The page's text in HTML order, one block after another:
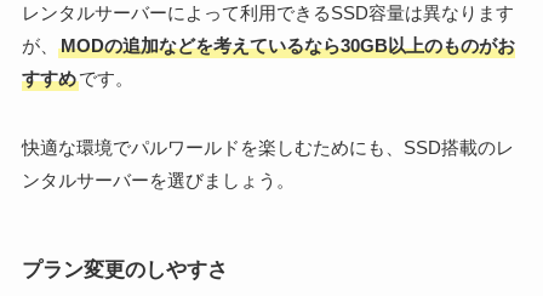
レンタルサーバーによって利用できるSSD容量は異なります
が、
MODの追加などを考えているなら30GB以上のものがお
すすめです。
快適な環境でパルワールドを楽しむためにも、SSD搭載のレ
ンタルサーバーを選びましょう。
プラン変更のしやすさ